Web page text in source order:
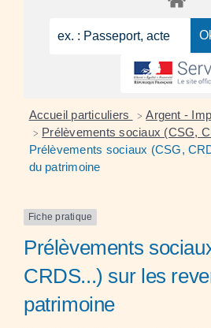
Accueil particuliers > Argent -
> Prélèvements sociaux (CSG,
Prélèvements sociaux (CSG,
du patrimoine
Fiche pratique
Prélèvements
CRDS...) sur les
patrimoine